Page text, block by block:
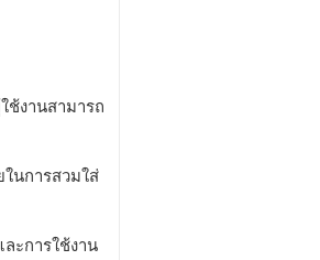
ช้งานสามารถ
นการสวมใส่
ะการใช้งาน